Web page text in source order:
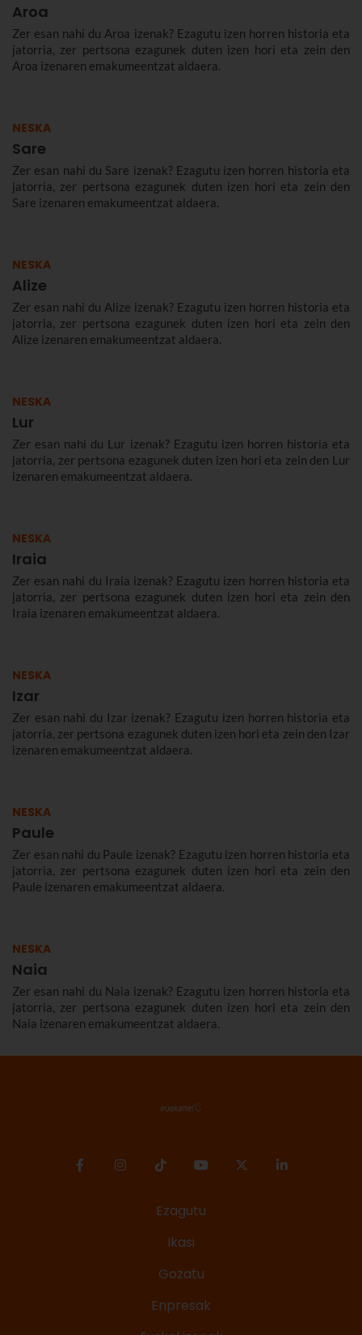
Aroa
Zer esan nahi du Aroa izenak? Ezagutu izen horren historia eta
jatorria, zer pertsona ezagunek duten izen hori eta zein den
Aroa izenaren emakumeentzat aldaera.
NESKA
Sare
Zer esan nahi du Sare izenak? Ezagutu izen horren historia eta
jatorria, zer pertsona ezagunek duten izen hori eta zein den
Sare izenaren emakumeentzat aldaera.
NESKA
Alize
Zer esan nahi du Alize izenak? Ezagutu izen horren historia eta
jatorria, zer pertsona ezagunek duten izen hori eta zein den
Alize izenaren emakumeentzat aldaera.
NESKA
Lur
Zer esan nahi du Lur izenak? Ezagutu izen horren historia eta
jatorria, zer pertsona ezagunek duten izen hori eta zein den Lur
izenaren emakumeentzat aldaera.
NESKA
Iraia
Zer esan nahi du Iraia izenak? Ezagutu izen horren historia eta
jatorria, zer pertsona ezagunek duten izen hori eta zein den
Iraia izenaren emakumeentzat aldaera.
NESKA
Izar
Zer esan nahi du Izar izenak? Ezagutu izen horren historia eta
jatorria, zer pertsona ezagunek duten izen hori eta zein den Izar
izenaren emakumeentzat aldaera.
NESKA
Paule
Zer esan nahi du Paule izenak? Ezagutu izen horren historia eta
jatorria, zer pertsona ezagunek duten izen hori eta zein den
Paule izenaren emakumeentzat aldaera.
NESKA
Naia
Zer esan nahi du Naia izenak? Ezagutu izen horren historia eta
jatorria, zer pertsona ezagunek duten izen hori eta zein den
Naia izenaren emakumeentzat aldaera.
Ezagutu
Ikasi
Gozatu
Enpresak